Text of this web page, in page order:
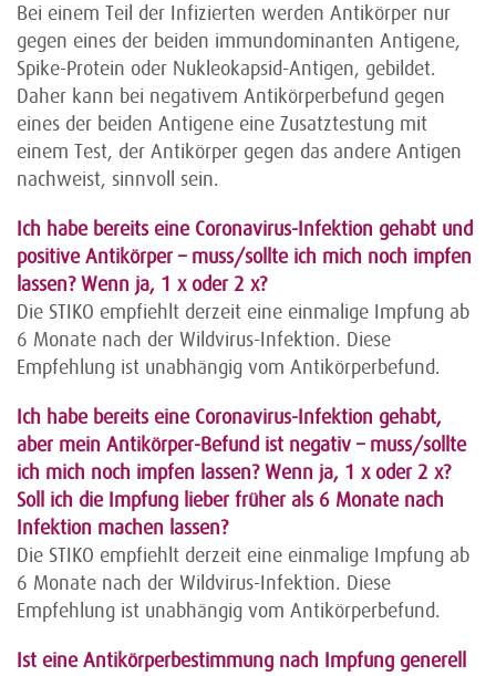
Bei einem Teil der Infizierten werden Antikörper nur
gegen eines der beiden immundominanten Antigene,
Spike-Protein oder Nukleokapsid-Antigen, gebildet.
Daher kann bei negativem Antikörperbefund gegen
eines der beiden Antigene eine Zusatztestung mit
einem Test, der Antikörper gegen das andere Antigen
nachweist, sinnvoll sein.
Ich habe bereits eine Coronavirus-Infektion gehabt und
positive Antikörper – muss/sollte ich mich noch impfen
lassen? Wenn ja, 1 x oder 2 x?
Die STIKO empfiehlt derzeit eine einmalige Impfung ab
6 Monate nach der Wildvirus-Infektion. Diese
Empfehlung ist unabhängig vom Antikörperbefund.
Ich habe bereits eine Coronavirus-Infektion gehabt,
aber mein Antikörper-Befund ist negativ – muss/sollte
ich mich noch impfen lassen? Wenn ja, 1 x oder 2 x?
Soll ich die Impfung lieber früher als 6 Monate nach
Infektion machen lassen?
Die STIKO empfiehlt derzeit eine einmalige Impfung ab
6 Monate nach der Wildvirus-Infektion. Diese
Empfehlung ist unabhängig vom Antikörperbefund.
Ist eine Antikörperbestimmung nach Impfung generell